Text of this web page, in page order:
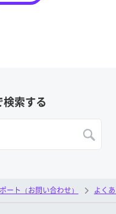
索する
ート（お問い合わせ） よく